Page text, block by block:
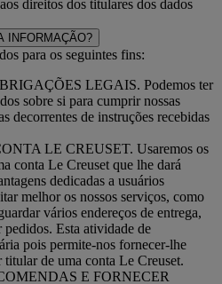
direitos dos titulares dos dados
INFORMAÇÃO?
para os seguintes fins:
LEGAIS. Podemos ter
sobre si para cumprir nossas
decorrentes de instruções recebidas
LE CREUSET. Usaremos os
conta Le Creuset que lhe dará
dedicadas a usuários
melhor os nossos serviços, como
vários endereços de entrega,
Esta atividade de
pois permite-nos fornecer-lhe
titular de uma conta Le Creuset.
E FORNECER